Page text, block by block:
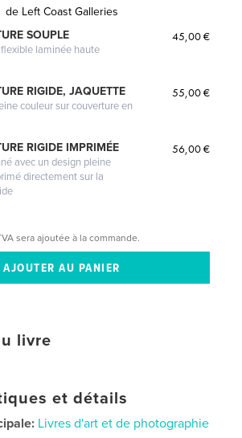
de Left Coast Galleries
SOUPLE
laminée haute
45,00 €
RIGIDE, JAQUETTE
couleur sur couverture en
55,00 €
RIGIDE IMPRIMÉE
avec un design pleine
directement sur la
56,00 €
sera ajoutée à la commande.
livre
et détails
Livres d'art et de photographie